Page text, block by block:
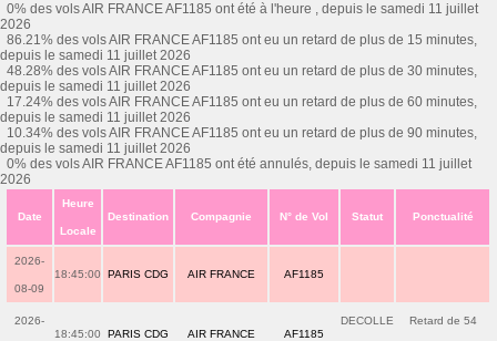
0% des vols AIR FRANCE AF1185 ont été à l'heure , depuis le samedi 11 juillet
2026
86.21% des vols AIR FRANCE AF1185 ont eu un retard de plus de 15 minutes,
depuis le samedi 11 juillet 2026
48.28% des vols AIR FRANCE AF1185 ont eu un retard de plus de 30 minutes,
depuis le samedi 11 juillet 2026
17.24% des vols AIR FRANCE AF1185 ont eu un retard de plus de 60 minutes,
depuis le samedi 11 juillet 2026
10.34% des vols AIR FRANCE AF1185 ont eu un retard de plus de 90 minutes,
depuis le samedi 11 juillet 2026
0% des vols AIR FRANCE AF1185 ont été annulés, depuis le samedi 11 juillet
2026
Date
Heure
Locale
Destination Compagnie N° de Vol Statut Ponctualité
2026-
08-09
18:45:00 PARIS CDG AIR FRANCE AF1185
2026-
18:45:00 PARIS CDG AIR FRANCE AF1185
DECOLLE Retard de 54